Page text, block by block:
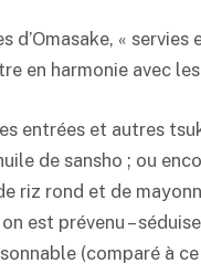
d’Omasake, «
en harmonie avec
entrées et autres
de sansho ; ou
riz rond et de
est prévenu –
(comparé à